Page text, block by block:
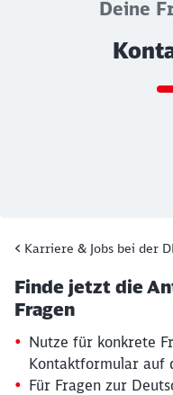
Deine
Ende des Sliders
Karriere & Jobs bei der
19. März 2026,
Artikel:
Finde jetzt die
Fragen
Nutze für konkrete
Kontaktformular auf
Für Fragen zur